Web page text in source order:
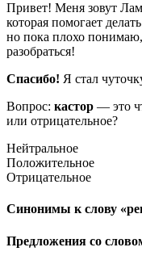
Привет! Меня зовут
которая помогает
но пока плохо
разобраться!
Спасибо! Я стал
Вопрос: кастор — это
или отрицательное?
Нейтральное
Положительное
Отрицательное
Синонимы к слову
Предложения со